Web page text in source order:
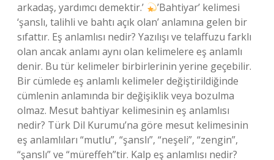
arkadaş, yardımcı demektir.’
’Bahtiyar’ kelimesi
‘şanslı, talihli ve bahtı açık olan’ anlamına gelen bir
sıfattır. Eş anlamlısı nedir? Yazılışı ve telaffuzu farklı
olan ancak anlamı aynı olan kelimelere eş anlamlı
denir. Bu tür kelimeler birbirlerinin yerine geçebilir.
Bir cümlede eş anlamlı kelimeler değiştirildiğinde
cümlenin anlamında bir değişiklik veya bozulma
olmaz. Mesut bahtiyar kelimesinin eş anlamlısı
nedir? Türk Dil Kurumu’na göre mesut kelimesinin
eş anlamlıları “mutlu”, “şanslı”, “neşeli”, “zengin”,
“şanslı” ve “müreffeh”tir. Kalp eş anlamlısı nedir?